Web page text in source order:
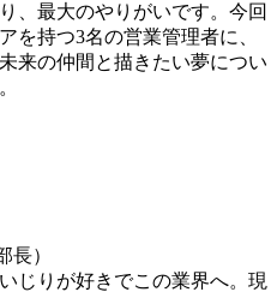
、最大のやりがいです。今回
を持つ3名の営業管理者に、
来の仲間と描きたい夢につい
長）
じりが好きでこの業界へ。現